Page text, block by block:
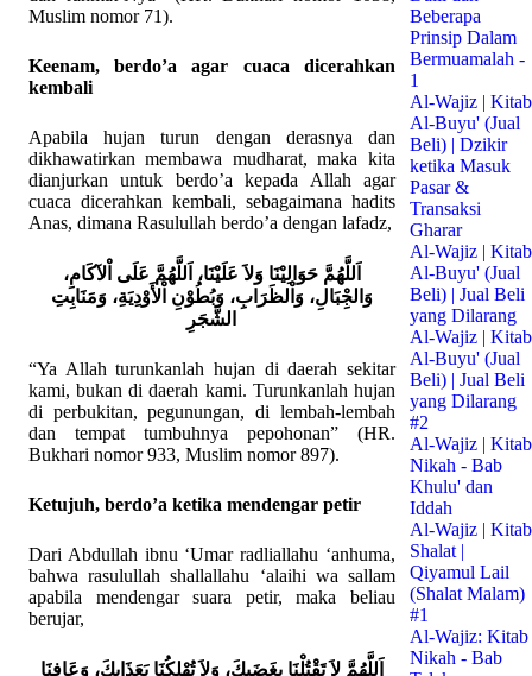
Muslim nomor 71).
Keenam, berdo’a agar cuaca dicerahkan
kembali
Apabila hujan turun dengan derasnya dan
dikhawatirkan membawa mudharat, maka kita
dianjurkan untuk berdo’a kepada Allah agar
cuaca dicerahkan kembali, sebagaimana hadits
Anas, dimana Rasulullah berdo’a dengan lafadz,
اَللَّهُمَّ حَوَالِيْنَا وَلاَ عَلَيْنَا، اَللَّهُمَّ عَلَى اْلآكَامِ،
وَالجِْبَالِ، وَاْلظَرَابِ، وَبُطُوْنِ اْلأَوْدِيَةِ، وَمَنَابِتِ
الشَّجَرِ
“Ya Allah turunkanlah hujan di daerah sekitar
kami, bukan di daerah kami. Turunkanlah hujan
di perbukitan, pegunungan, di lembah-lembah
dan tempat tumbuhnya pepohonan” (HR.
Bukhari nomor 933, Muslim nomor 897).
Ketujuh, berdo’a ketika mendengar petir
Dari Abdullah ibnu ‘Umar radliallahu ‘anhuma,
bahwa rasulullah shallallahu ‘alaihi wa sallam
apabila mendengar suara petir, maka beliau
berujar,
اَللَّهُمَّ لاَ تَقْتُلْنَا بِغَضَبِكَ، وَلاَ تُهْلِكُنَا بَعَذَابِكَ، وَعَافِنَا
Beberapa
Prinsip Dalam
Bermuamalah -
1
Al-Wajiz | Kitab
Al-Buyu' (Jual
Beli) | Dzikir
ketika Masuk
Pasar &
Transaksi
Gharar
Al-Wajiz | Kitab
Al-Buyu' (Jual
Beli) | Jual Beli
yang Dilarang
Al-Wajiz | Kitab
Al-Buyu' (Jual
Beli) | Jual Beli
yang Dilarang
#2
Al-Wajiz | Kitab
Nikah - Bab
Khulu' dan
Iddah
Al-Wajiz | Kitab
Shalat |
Qiyamul Lail
(Shalat Malam)
#1
Al-Wajiz: Kitab
Nikah - Bab